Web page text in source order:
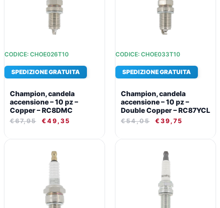
CODICE: CHOE026T10
SPEDIZIONE GRATUITA
Champion, candela
accensione – 10 pz –
Copper – RC8DMC
€67,95 € 49,35
CODICE: CHOE033T10
SPEDIZIONE GRATUITA
Champion, candela
accensione – 10 pz –
Double Copper – RC87YCL
€54,05 € 39,75
PREZZO
ORIGINALE
PREZZO
ORIGINALE
€87,23.